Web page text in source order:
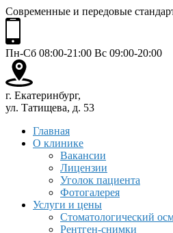
Современные и передовые
Пн-Сб 08:00-21:00 Вс 09:00-20:00
г. Екатеринбург,
ул. Татищева, д. 53
Главная
О клинике
Вакансии
Лицензии
Уголок пациента
Фотогалерея
Услуги и цены
Стоматологический
Рентген-снимки